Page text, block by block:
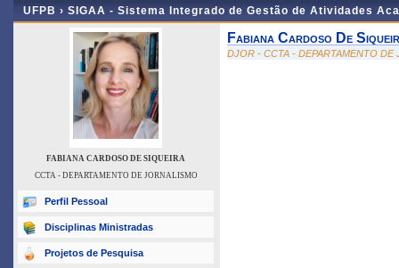
UFPB › SIGAA - Sistema Integrado de Gestão de Atividades
FABIANA CARDOSO DE SIQUEIRA
CCTA - DEPARTAMENTO DE JORNALISMO
Perfil Pessoal
Disciplinas Ministradas
Projetos de Pesquisa
Fabiana Cardoso De
DJOR - CCTA - DEPARTAMENTO DE